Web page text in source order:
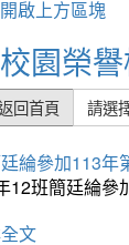
開啟上方區塊
校園榮
回首頁 請選
綸參加113年
12班簡廷綸參
文